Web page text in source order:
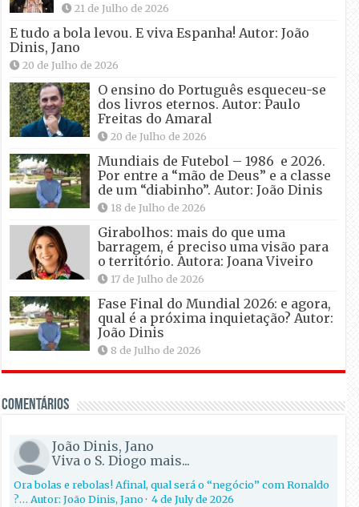
21 de Julho de 2026
E tudo a bola levou. E viva Espanha! Autor: João
Dinis, Jano
20 de Julho de 2026
O ensino do Português esqueceu-se
dos livros eternos. Autor: Paulo
Freitas do Amaral
20 de Julho de 2026
Mundiais de Futebol – 1986 e 2026.
Por entre a “mão de Deus” e a classe
de um “diabinho”. Autor: João Dinis
18 de Julho de 2026
Girabolhos: mais do que uma
barragem, é preciso uma visão para
o território. Autora: Joana Viveiro
17 de Julho de 2026
Fase Final do Mundial 2026: e agora,
qual é a próxima inquietação? Autor:
João Dinis
8 de Julho de 2026
Comentários
João Dinis, Jano
Viva o S. Diogo mais...
Ora bolas e rebolas! Afinal, qual será o “negócio” com Ronaldo
?… Autor: João Dinis, Jano·4 de July de 2026